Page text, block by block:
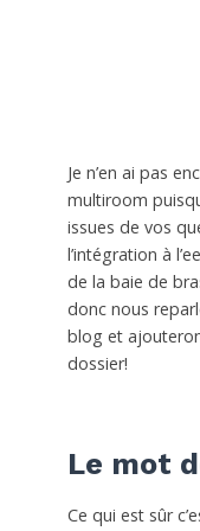
Je n’en ai pas
multiroom
issues de vos
l’intégration à
de la baie de
donc nous
blog et
dossier!
Le mot
Ce qui est sûr